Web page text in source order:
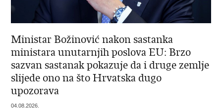
Ministar Božinović nakon sastanka
ministara unutarnjih poslova EU: Brzo
sazvan sastanak pokazuje da i druge zemlje
slijede ono na što Hrvatska dugo
upozorava
04.08.2026.